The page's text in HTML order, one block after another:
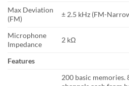
Max Deviation
(FM)
± 2.5 kHz (FM-
Microphone
Impedance
2 kΩ
Features
200 basic memories.